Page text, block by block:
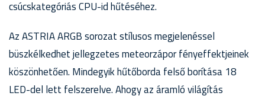
csúcskategóriás CPU-id hűtéséhez.
Az ASTRIA ARGB sorozat stílusos megjelenéssel
büszkélkedhet jellegzetes meteorzápor fényeffektjeinek
köszönhetően. Mindegyik hűtőborda felső borítása 18
LED-del lett felszerelve. Ahogy az áramló világítás